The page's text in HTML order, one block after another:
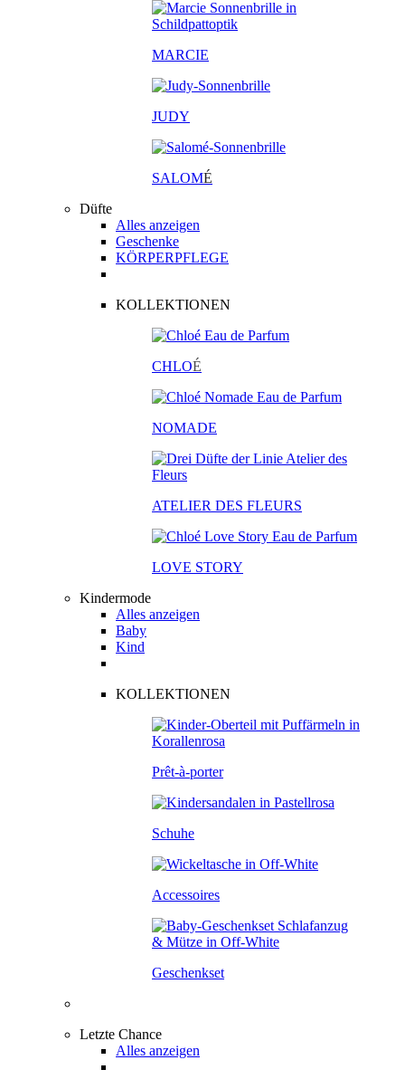
MARCIE
JUDY
SALOMÉ
Düfte
Alles anzeigen
Geschenke
KÖRPERPFLEGE
KOLLEKTIONEN
CHLOÉ
NOMADE
ATELIER DES FLEURS
LOVE STORY
Kindermode
Alles anzeigen
Baby
Kind
KOLLEKTIONEN
Prêt-à-porter
Schuhe
Accessoires
Geschenkset
Letzte Chance
Alles anzeigen